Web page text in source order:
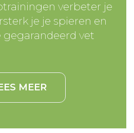
verbeter je
je je spieren en
gegarandeerd vet
MEER